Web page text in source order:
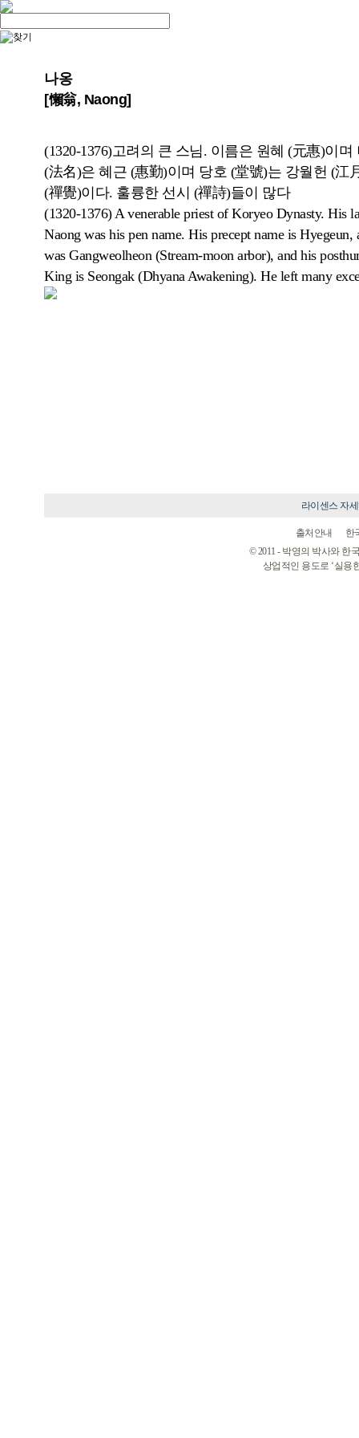
나옹
[懶翁, Naong]
(1320-1376)고려의 큰 스님. 이름은 원혜 (元惠)이
(法名)은 혜근 (惠勤)이며 당호 (堂號)는 강월헌 (江
(禪覺)이다. 훌륭한 선시 (禪詩)들이 많다
(1320-1376) A venerable priest of Koryeo Dynasty. His
Naong was his pen name. His precept name is Hyegeun,
was Gangweolheon (Stream-moon arbor), and his
King is Seongak (Dhyana Awakening). He left many
라이센스 자
출처안내
한
© 2011 - 박영의 박사와 한
상업적인 용도로 ‘실용